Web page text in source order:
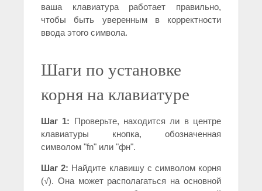
ваша клавиатура работает правильно,
чтобы быть уверенным в корректности
ввода этого символа.
Шаги по установке
корня на клавиатуре
Шаг 1: Проверьте, находится ли в центре
клавиатуры кнопка, обозначенная
символом "fn" или "фн".
Шаг 2: Найдите клавишу с символом корня
(√). Она может располагаться на основной